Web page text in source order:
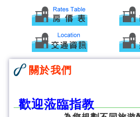
關於我們
歡迎蒞臨指教